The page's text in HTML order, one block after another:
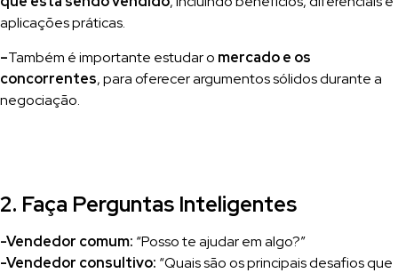
aplicações práticas.
–Também é importante estudar o mercado e os
concorrentes, para oferecer argumentos sólidos durante a
negociação.
2. Faça Perguntas Inteligentes
-Vendedor comum: “Posso te ajudar em algo?”
-Vendedor consultivo: “Quais são os principais desafios que